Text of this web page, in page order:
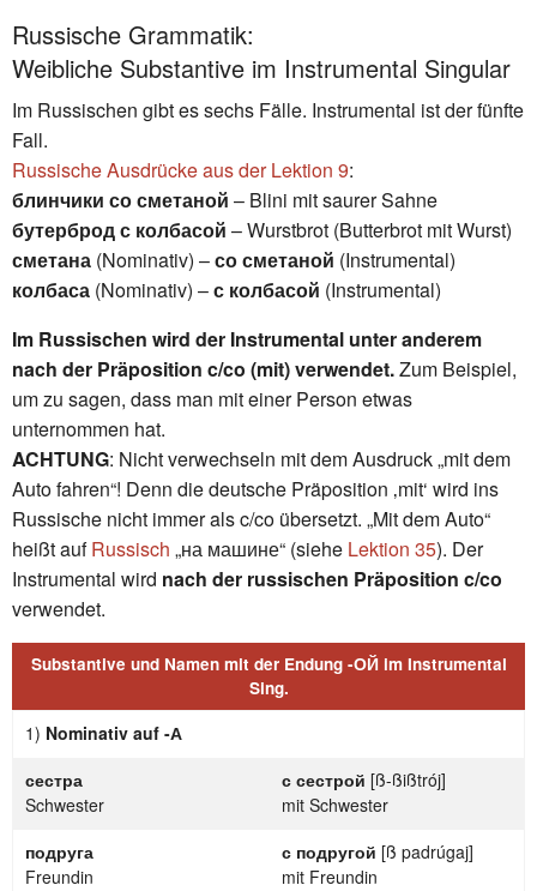
Russische Grammatik:
Weibliche Substantive im Instrumental Singular
Im Russischen gibt es sechs Fälle. Instrumental ist der fünfte
Fall.
Russische Ausdrücke aus der Lektion 9:
блинчики со сметаной – Blini mit saurer Sahne
бутерброд с колбасой – Wurstbrot (Butterbrot mit Wurst)
сметана (Nominativ) –со сметаной (Instrumental)
колбаса (Nominativ) –с колбасой (Instrumental)
Im Russischen wird der Instrumental unter anderem
nach der Präposition c/co (mit) verwendet.Zum Beispiel,
um zu sagen, dass man mit einer Person etwas
unternommen hat.
ACHTUNG: Nicht verwechseln mit dem Ausdruck „mit dem
Auto fahren“! Denn die deutsche Präposition ‚mit‘ wird ins
Russische nicht immer als c/co übersetzt. „Mit dem Auto“
heißt aufRussisch „на машине“ (siehe Lektion 35). Der
Instrumental wird nach der russischen Präposition c/co
verwendet.
Substantive und Namen mit der Endung -ОЙ im Instrumental
Sing.
1) Nominativ auf -А
сестра
Schwester
с сестрой [ß-ßißtrój]
mit Schwester
подруга
Freundin
с подругой [ß padrúgaj]
mit Freundin